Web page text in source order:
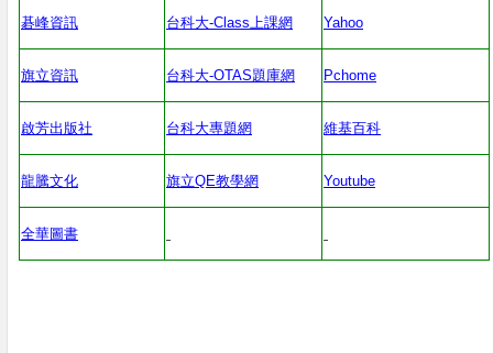
碁峰資訊 台科大-Class上課網 Yahoo
旗立資訊 台科大-OTAS題庫網 Pchome
啟芳出版社 台科大專題網 維基百科
龍騰文化 旗立QE教學網 Youtube
全華圖書